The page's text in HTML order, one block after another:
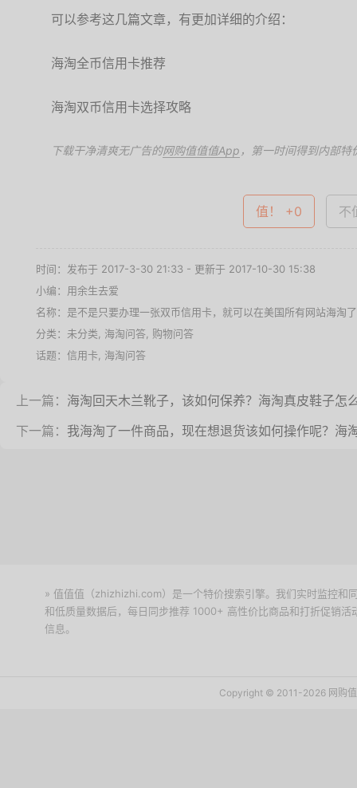
可以参考这几篇文章，有更加详细的介绍：
海淘全币信用卡推荐
海淘双币信用卡选择攻略
下载干净清爽无广告的网购值值值App ，第一时间得到内部特
值！ +0 不
时间：发布于 2017-3-30 21:33 - 更新于 2017-10-30 15:38
小编：用余生去爱
名称： 是不是只要办理一张双币信用卡，就可以在美国所有网站海淘
分类：未分类, 海淘问答 购物问答
话题： 信用卡 海淘问答
上一篇： 海淘回天木兰靴子，该如何保养？海淘真皮鞋子怎
下一篇： 我海淘了一件商品，现在想退货该如何操作呢？海
» 值值值（zhizhizhi.com）是一个特价搜索引擎。我们实时监控和
和低质量数据后，每日同步推荐 1000+ 高性价比商品和打折促销
信息。
Copyright © 2011-2026 网购